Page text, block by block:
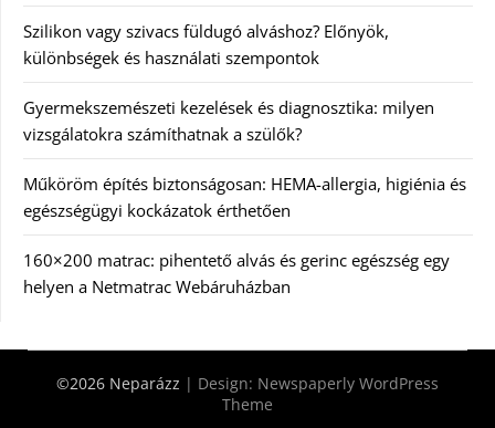
Szilikon vagy szivacs füldugó alváshoz? Előnyök,
különbségek és használati szempontok
Gyermekszemészeti kezelések és diagnosztika: milyen
vizsgálatokra számíthatnak a szülők?
Műköröm építés biztonságosan: HEMA-allergia, higiénia és
egészségügyi kockázatok érthetően
160×200 matrac: pihentető alvás és gerinc egészség egy
helyen a Netmatrac Webáruházban
©2026 Neparázz | Design: Newspaperly WordPress
Theme